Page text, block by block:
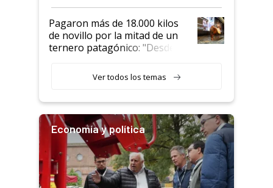
Pagaron más de 18.000 kilos
de novillo por la mitad de un
ternero patagónico: "Desde
llamar la atención"
Ver todos los temas
Economía y política